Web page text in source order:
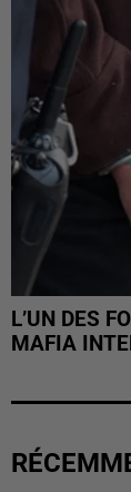
L’UN DES
MAFIA